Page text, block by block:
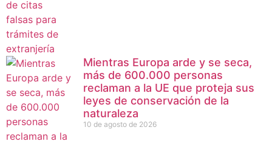
Mientras Europa arde y se seca,
más de 600.000 personas
reclaman a la UE que proteja sus
leyes de conservación de la
naturaleza
10 de agosto de 2026